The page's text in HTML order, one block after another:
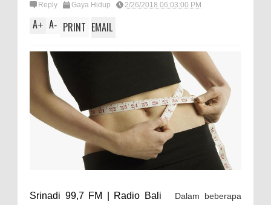
Reply Gaya Hidup 2/26/2018 06:03:00 PM
A+ A- PRINT EMAIL
Srinadi 99,7 FM | Radio Bali Dalam beberapa